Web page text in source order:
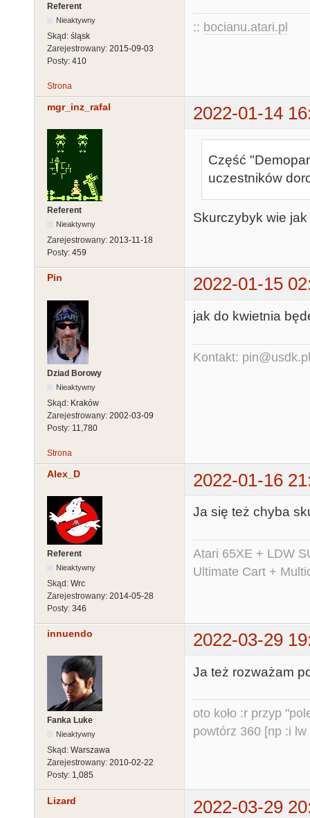
Referent
Nieaktywny
Skąd: śląsk
Zarejestrowany: 2015-09-03
Posty: 410
:: bocianu.atari.pl
Strona
mgr_inz_rafal 2022-01-14
Referent
Nieaktywny
Zarejestrowany: 2013-11-18
Posty: 459
Część
uczestników
Skurczybyk wie
Pin 2022-01-15
Dziad Borowy
Nieaktywny
Skąd: Kraków
Zarejestrowany: 2002-03-09
Posty: 11,780
jak do kwietnia
Kontakt: pin@usdk.pl
Strona
Alex_D 2022-01-16
Referent
Nieaktywny
Skąd: Wrc
Zarejestrowany: 2014-05-28
Posty: 346
Ja się też chyba
Atari 65XE + LDW
Ultimate Cart +
innuendo 2022-03-29
Fanka Luke
Nieaktywny
Skąd: Warszawa
Zarejestrowany: 2010-02-22
Posty: 1,085
Ja też rozważam
oto koło :r przyp
powtórz 360 [np :i lw
Lizard 2022-03-29